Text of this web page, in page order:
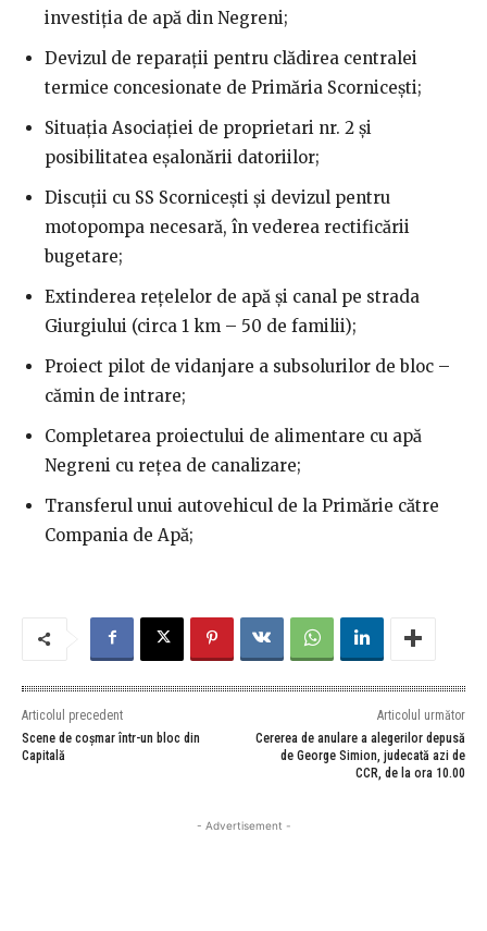
investiția de apă din Negreni;
Devizul de reparații pentru clădirea centralei
termice concesionate de Primăria Scornicești;
Situația Asociației de proprietari nr. 2 și
posibilitatea eșalonării datoriilor;
Discuții cu SS Scornicești și devizul pentru
motopompa necesară, în vederea rectificării
bugetare;
Extinderea rețelelor de apă și canal pe strada
Giurgiului (circa 1 km – 50 de familii);
Proiect pilot de vidanjare a subsolurilor de bloc –
cămin de intrare;
Completarea proiectului de alimentare cu apă
Negreni cu rețea de canalizare;
Transferul unui autovehicul de la Primărie către
Compania de Apă;
Articolul precedent
Scene de coșmar într-un bloc din
Capitală
Articolul următor
Cererea de anulare a alegerilor depusă
de George Simion, judecată azi de
CCR, de la ora 10.00
- Advertisement -